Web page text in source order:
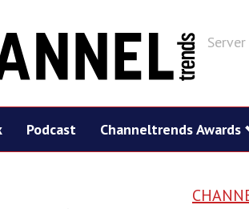
Podcast Channeltrends Awards